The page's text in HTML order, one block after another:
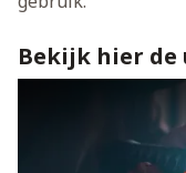
Bekijk hier de